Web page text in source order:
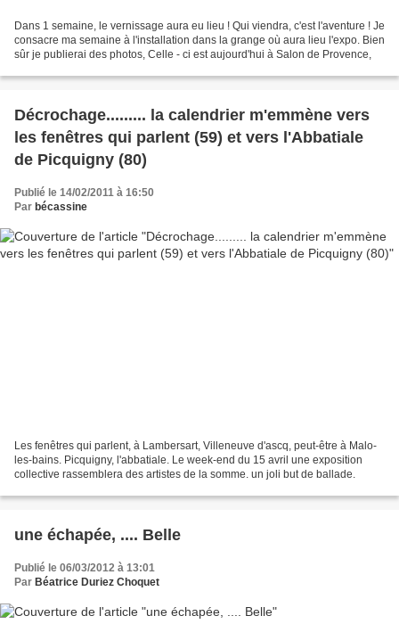
Dans 1 semaine, le vernissage aura eu lieu ! Qui viendra, c'est l'aventure ! Je
consacre ma semaine à l'installation dans la grange où aura lieu l'expo. Bien
sûr je publierai des photos, Celle - ci est aujourd'hui à Salon de Provence,
Décrochage......... la calendrier m'emmène vers
les fenêtres qui parlent (59) et vers l'Abbatiale
de Picquigny (80)
Publié le 14/02/2011 à 16:50
Par bécassine
Les fenêtres qui parlent, à Lambersart, Villeneuve d'ascq, peut-être à Malo-
les-bains. Picquigny, l'abbatiale. Le week-end du 15 avril une exposition
collective rassemblera des artistes de la somme. un joli but de ballade.
une échapée, .... Belle
Publié le 06/03/2012 à 13:01
Par Béatrice Duriez Choquet